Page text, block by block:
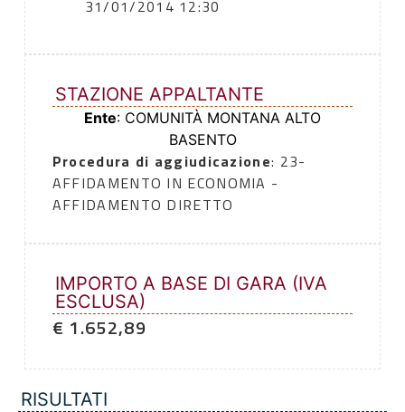
31/01/2014 12:30
STAZIONE APPALTANTE
Ente: COMUNITÀ MONTANA ALTO
BASENTO
Procedura di aggiudicazione: 23-
AFFIDAMENTO IN ECONOMIA -
AFFIDAMENTO DIRETTO
IMPORTO A BASE DI GARA (IVA
ESCLUSA)
€ 1.652,89
RISULTATI